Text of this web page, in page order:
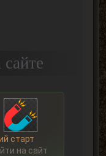
старт
на сайт